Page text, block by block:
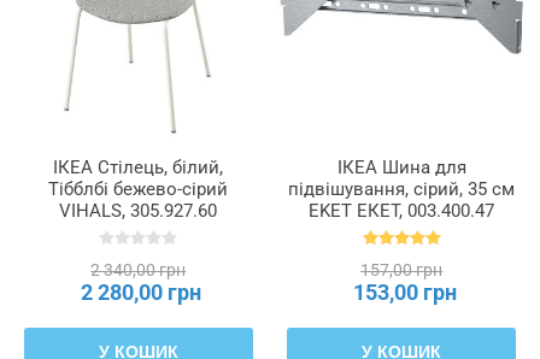
ІКЕА Стілець, білий,
Тібблбі бежево-сірий
VIHALS, 305.927.60
2 340,00 грн
2 280,00 грн
У КОШИК
ІКЕА Шина для
підвішування, сірий, 35 см
EKET ЕКЕТ, 003.400.47
157,00 грн
153,00 грн
У КОШИК